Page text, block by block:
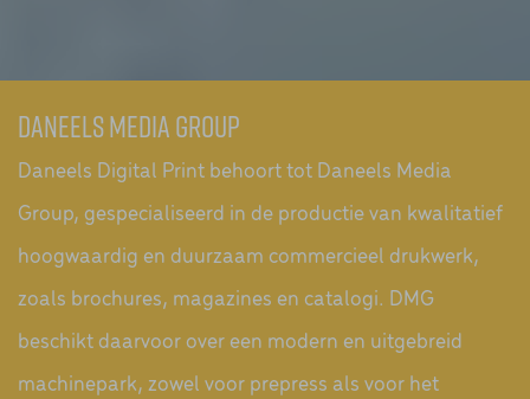
DANEELS MEDIA GROUP
Daneels Digital Print behoort tot Daneels Media
Group, gespecialiseerd in de productie van kwalitatief
hoogwaardig en duurzaam commercieel drukwerk,
zoals brochures, magazines en catalogi. DMG
beschikt daarvoor over een modern en uitgebreid
machinepark, zowel voor prepress als voor het